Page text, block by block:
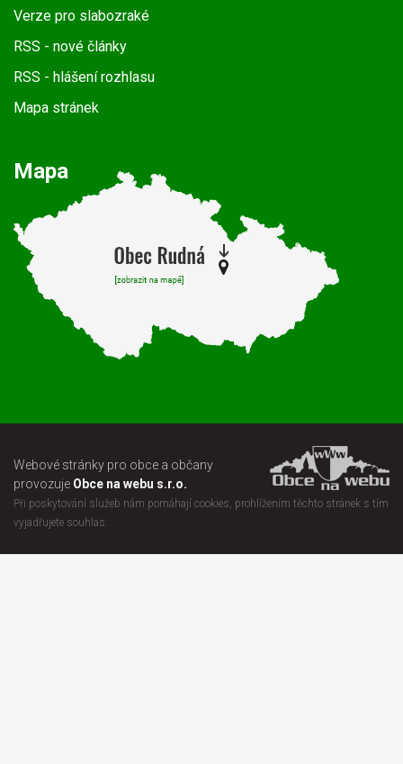
Verze pro slabozraké
RSS - nové články
RSS - hlášení rozhlasu
Mapa stránek
Mapa
Webové stránky pro obce a občany
provozuje Obce na webu s.r.o.
Při poskytování služeb nám pomáhají cookies, prohlížením těchto stránek s tím
vyjadřujete souhlas.